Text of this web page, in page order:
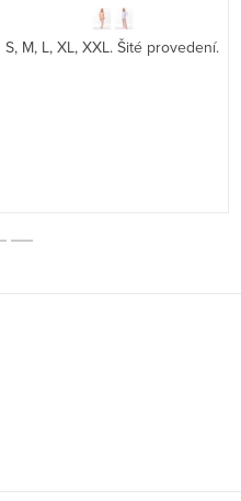
S, M, L, XL, XXL. Šité provedení.